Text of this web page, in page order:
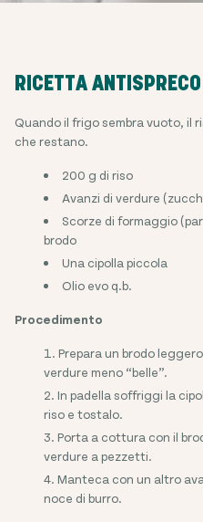
RICETTA
Quando il frigo sembra vuoto, il
che restano.
200 g di riso
Avanzi di verdure
Scorze di formaggio
brodo
Una cipolla piccola
Olio evo q.b.
Procedimento
Prepara un brodo
verdure meno “belle”.
In padella soffriggi la
riso e tostalo.
Porta a cottura con il
verdure a pezzetti.
Manteca con un altro
noce di burro.